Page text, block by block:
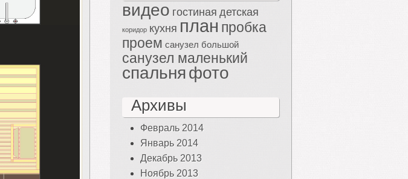
видео гостиная детская
коридор кухня план пробка
проем санузел большой
санузел маленький
спальняфото
Архивы
Февраль 2014
Январь 2014
Декабрь 2013
Ноябрь 2013